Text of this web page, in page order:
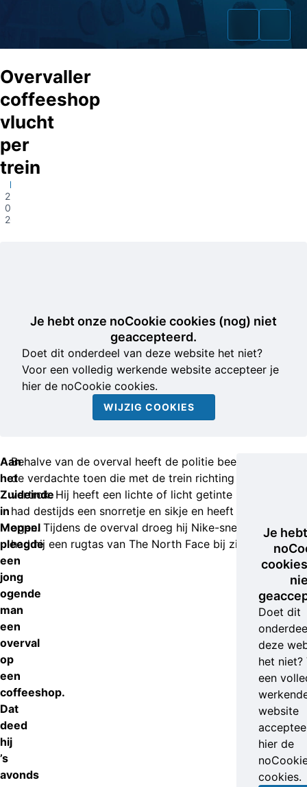
Home
Overvaller
coffeeshop
vlucht
per
trein
Meppel
25-
06-
2024
Je hebt onze noCookie cookies (nog) niet
geaccepteerd.
Doet dit onderdeel van deze website het niet?
Voor een volledig werkende website accepteer je
hier de noCookie cookies.
WIJZIG COOKIES
Aan
het
Zuideinde
in
Meppel
pleegde
een
jong
ogende
man
een
overval
op
een
coffeeshop.
Dat
deed
hij
’s
avonds
Behalve van de overval heeft de politie beelden van
de verdachte toen die met de trein richting Utrecht
vertrok. Hij heeft een lichte of licht getinte huidskleur,
had destijds een snorretje en sikje en heeft donkere
ogen. Tijdens de overval droeg hij Nike-sneakers en
had hij een rugtas van The North Face bij zich.
Je
Doet dit
deze
het niet?
een
website
hier de
cookies.